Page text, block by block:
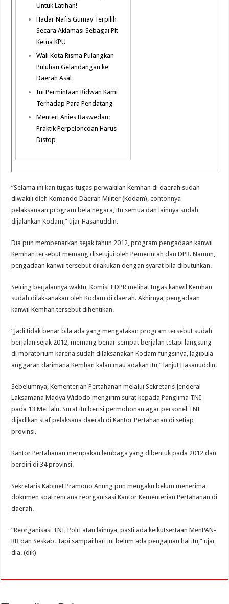
Untuk Latihan!
Hadar Nafis Gumay Terpilih
Secara Aklamasi Sebagai Plt
Ketua KPU
Wali Kota Risma Pulangkan
Puluhan Gelandangan ke
Daerah Asal
Ini Permintaan Ridwan Kami
Terhadap Para Pendatang
Menteri Anies Baswedan:
Praktik Perpeloncoan Harus
Distop
“Selama ini kan tugas-tugas perwakilan Kemhan di daerah sudah
diwakili oleh Komando Daerah Militer (Kodam), contohnya
pelaksanaan program bela negara, itu semua dan lainnya sudah
dijalankan Kodam,” ujar Hasanuddin.
Dia pun membenarkan sejak tahun 2012, program pengadaan kanwil
Kemhan tersebut memang disetujui oleh Pemerintah dan DPR. Namun,
pengadaan kanwil tersebut dilakukan dengan syarat bila dibutuhkan.
Seiring berjalannya waktu, Komisi I DPR melihat tugas kanwil Kemhan
sudah dilaksanakan oleh Kodam di daerah. Akhirnya, pengadaan
kanwil Kemhan tersebut dihentikan.
“Jadi tidak benar bila ada yang mengatakan program tersebut sudah
berjalan sejak 2012, memang benar sempat berjalan tetapi langsung
di moratorium karena sudah dilaksanakan Kodam fungsinya, lagipula
anggaran darimana Kemhan kalau mau adakan itu,” lanjut Hasanuddin.
Sebelumnya, Kementerian Pertahanan melalui Sekretaris Jenderal
Laksamana Madya Widodo mengirim surat kepada Panglima TNI
pada 13 Mei lalu. Surat itu berisi permohonan agar personel TNI
dijadikan staf pelaksana daerah di Kantor Pertahanan di setiap
provinsi.
Kantor Pertahanan merupakan lembaga yang dibentuk pada 2012 dan
berdiri di 34 provinsi.
Sekretaris Kabinet Pramono Anung pun mengaku belum menerima
dokumen soal rencana reorganisasi Kantor Kementerian Pertahanan di
daerah.
“Reorganisasi TNI, Polri atau lainnya, pasti ada keikutsertaan MenPAN-
RB dan Seskab. Tapi sampai hari ini belum ada pengajuan hal itu,” ujar
dia. (dik)